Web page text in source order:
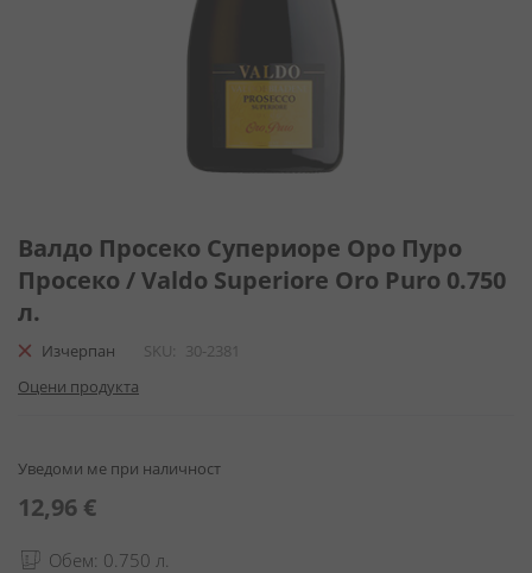
към
началото
на
галерия
снимки
Валдо Просеко Супериоре Оро Пуро
Просеко / Valdo Superiore Oro Puro 0.750
л.
Изчерпан SKU
30-2381
Оцени продукта
Уведоми ме при наличност
12,96 €
Обем: 0.750 л.